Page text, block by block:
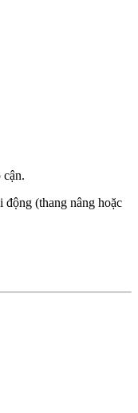
(thang nâng hoặc